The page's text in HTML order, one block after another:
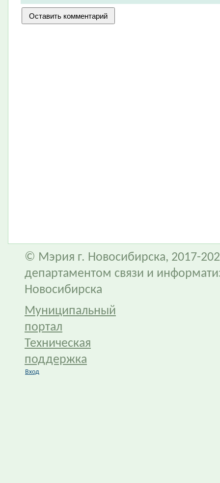
© Мэрия г. Новосибирска, 2017-
департаментом связи и
Новосибирска
Муниципальный
портал
Техническая
поддержка
Вход